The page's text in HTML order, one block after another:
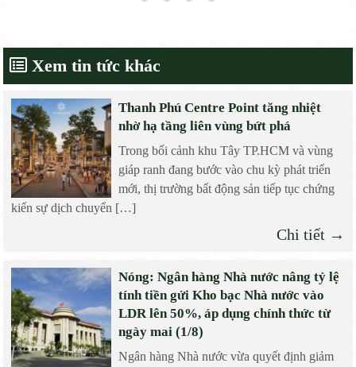
Xem tin tức khác
Thanh Phú Centre Point tăng nhiệt
nhờ hạ tầng liên vùng bứt phá
Trong bối cảnh khu Tây TP.HCM và vùng
giáp ranh đang bước vào chu kỳ phát triển
mới, thị trường bất động sản tiếp tục chứng
kiến sự dịch chuyển […]
Chi tiết →
Nóng: Ngân hàng Nhà nước nâng tỷ lệ
tính tiền gửi Kho bạc Nhà nước vào
LDR lên 50%, áp dụng chính thức từ
ngày mai (1/8)
Ngân hàng Nhà nước vừa quyết định giảm